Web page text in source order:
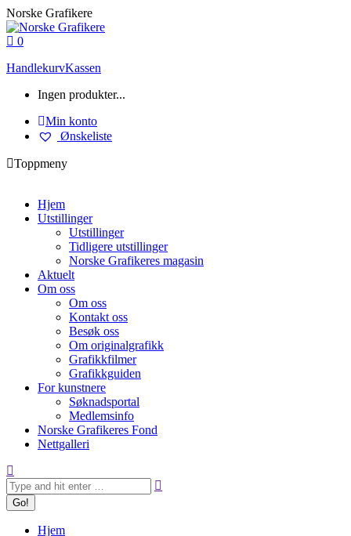
Skip
to
content
Norske Grafikere
0
HandlekurvKassen
Ingen produkter...
Min konto
Ønskeliste
Toppmeny
Hjem
Utstillinger
Utstillinger
Tidligere utstillinger
Norske Grafikeres magasin
Aktuelt
Om oss
Om oss
Kontakt oss
Besøk oss
Om originalgrafikk
Grafikkfilmer
Grafikkguiden
For kunstnere
Søknadsportal
Medlemsinfo
Norske Grafikeres Fond
Nettgalleri
Search:
Hjem